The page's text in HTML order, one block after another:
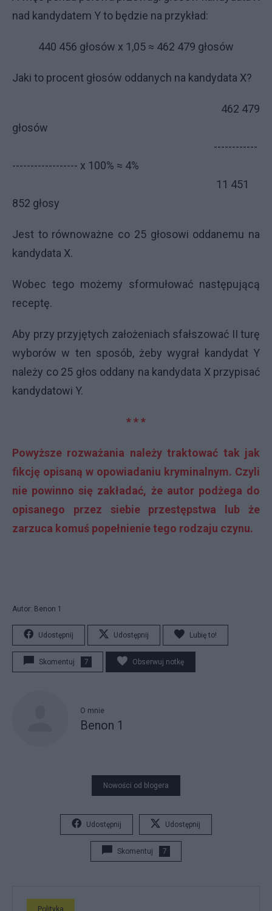
nad kandydatem Y to będzie na przykład:
440 456 głosów x 1,05 ≈ 462 479 głosów
Jaki to procent głosów oddanych na kandydata X?
462 479
głosów
------------
------------------ x 100% ≈ 4%
11 451
852 głosy
Jest to równoważne co 25 głosowi oddanemu na
kandydata X.
Wobec tego możemy sformułować następującą
receptę.
Aby przy przyjętych założeniach sfałszować II turę
wyborów w ten sposób, żeby wygrał kandydat Y
należy co 25 głos oddany na kandydata X przypisać
kandydatowi Y.
* * *
Powyższe rozważania należy traktować tak jak
fikcję opisaną w opowiadaniu kryminalnym. Czyli
nie powinno się zakładać, że autor podżega do
opisanego przez siebie przestępstwa lub że
zarzuca komuś popełnienie tego rodzaju czynu.
Autor: Benon 1
Udostępnij Udostępnij Lubię to!
Skomentuj 7 Obserwuj notkę
O mnie
Benon 1
Nowości od blogera
Udostępnij Udostępnij
Skomentuj 7
Polityka